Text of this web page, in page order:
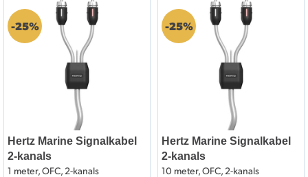
25%
Hertz Marine Signalkabel
2-kanals
1 meter, OFC, 2-kanals
25%
Hertz Marine Signalkabel
2-kanals
10 meter, OFC, 2-kanals